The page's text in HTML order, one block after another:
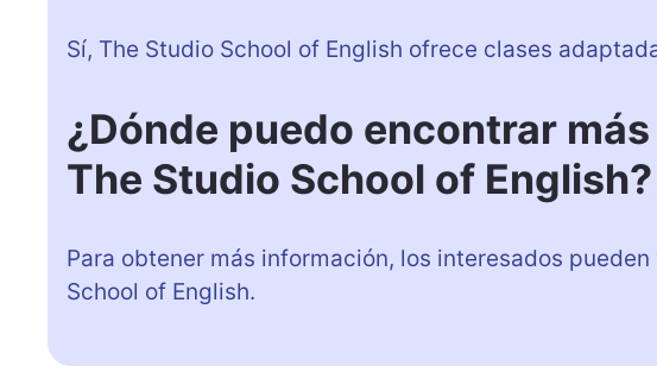
Sí, The Studio School of English ofrece clases
¿Dónde puedo encontrar
The Studio School of English?
Para obtener más información, los interesados
School of English.